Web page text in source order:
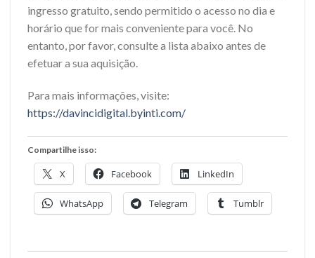
ingresso gratuito, sendo permitido o acesso no dia e
horário que for mais conveniente para você. No
entanto, por favor, consulte a lista abaixo antes de
efetuar a sua aquisição.
Para mais informações, visite:
https://davincidigital.byinti.com/
Compartilhe isso:
X Facebook LinkedIn
WhatsApp Telegram Tumblr